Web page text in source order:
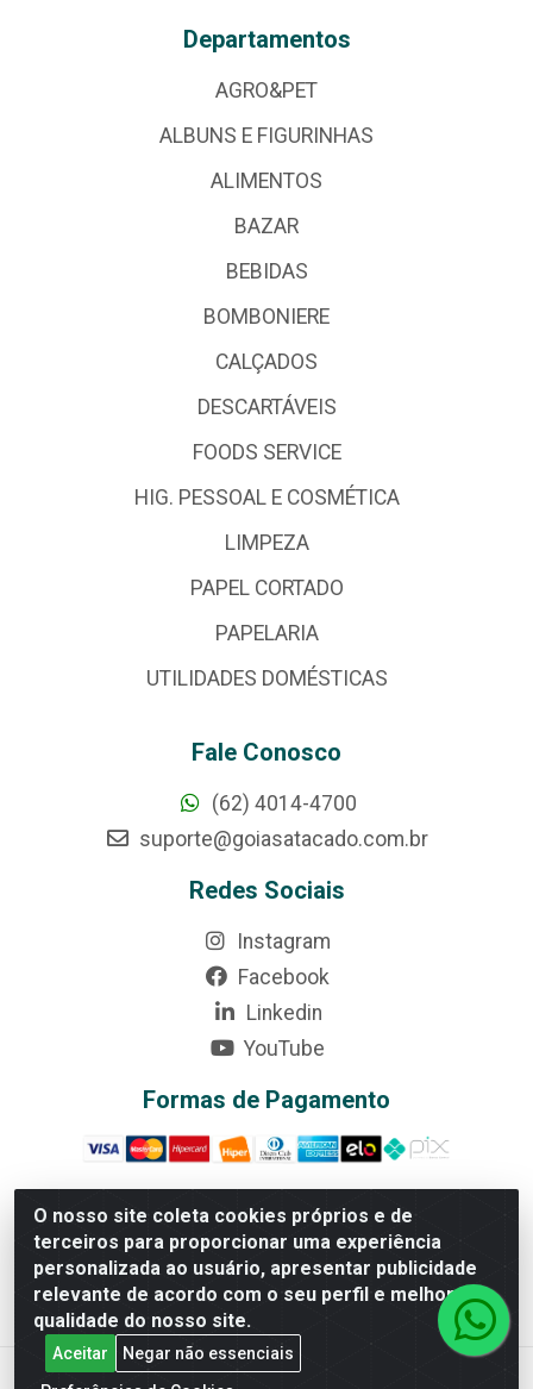
O nosso site coleta cookies próprios e de
terceiros para proporcionar uma experiência
personalizada ao usuário, apresentar publicidade
relevante de acordo com o seu perfil e melhorar a
qualidade do nosso site.
Aceitar
Negar não essenciais
CALÇADOS
PAPELARIA
(62) 4014-4700
Instagram
Facebook
Linkedin
Formas de Pagamento
Rede Brasil - Avenida Universitária, nº 3860, Jardim das
Américas II Etapa - Anápolis/GO - CEP 75070-415 - CNPJ
07.728.073/0002-24